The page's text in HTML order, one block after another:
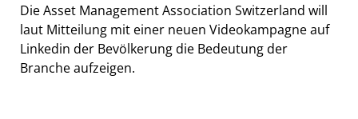
Die Asset Management Association Switzerland will
laut Mitteilung mit einer neuen Videokampagne auf
Linkedin der Bevölkerung die Bedeutung der
Branche aufzeigen.